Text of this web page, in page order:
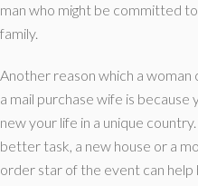
man who might be committed
family.
Another reason which a
a mail purchase wife is
new your life in a unique
better task, a new house or a
order star of the event can help